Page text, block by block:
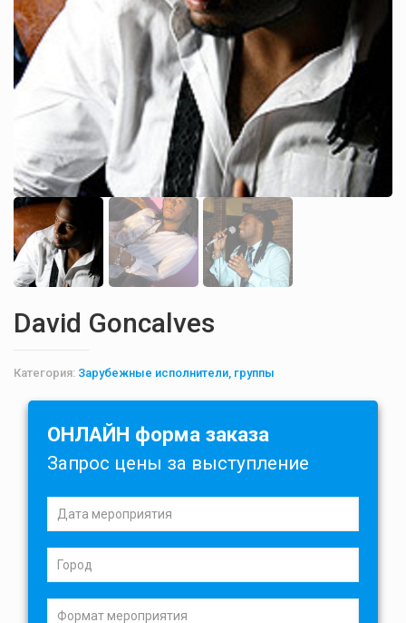
David Goncalves
Категория: Зарубежные исполнители, группы
ОНЛАЙН форма заказа
Запрос цены за выступление